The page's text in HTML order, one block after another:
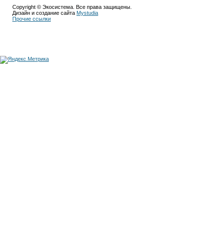
Copyright © Экосистема. Все права защищены.
Дизайн и создание сайта Mystudia
Прочие ссылки